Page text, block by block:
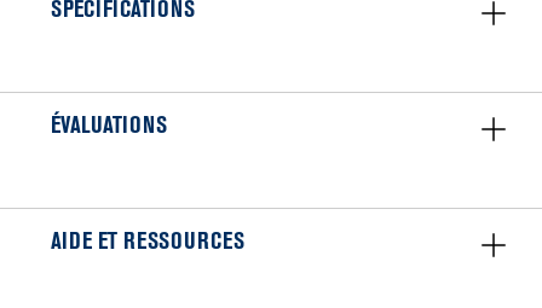
SPÉCIFICATIONS
ÉVALUATIONS
AIDE ET RESSOURCES